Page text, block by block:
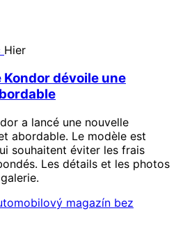
Hier
dévoile une
a lancé une nouvelle
abordable. Le modèle est
souhaitent éviter les frais
Les détails et les photos
magazín bez